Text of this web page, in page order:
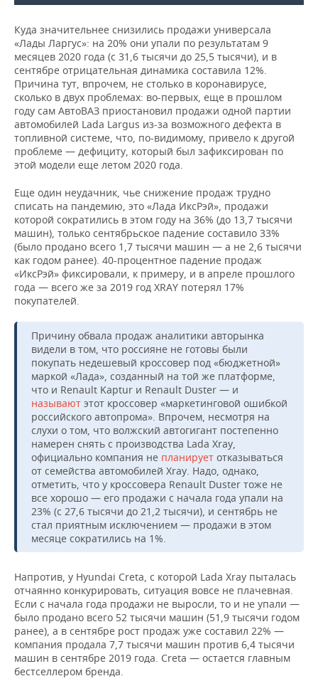
Solaris
871
284
-27%
Toyota
RAV4
26
048
21
270
22%
Лада
Ларгус
25
470
31
663
-20%
394
Skoda
Rapid
24
207
25
600
-5%
Volkswagen
Tiguan
23
744
25
411
-7%
Renault
Logan
21
660
25
181
-14%
885
Renault
Duster
21
212
27
649
-23%
3
Sportage
405
068
-22%
Toyota
Camry
19
951
25
046
-20%
Лада 4x4
19
391
23
464
-17%
Renault
Sandero
18
424
22
102
-17%
Skoda
Octavia
18
142
17
313
5%
Nissan
Qashqai
16
288
18
195
Renault
Kaptur
14
277
20
145
-29%
2
181
Nissan X-
trail
14
151
15
534
-9%
2
303
Mazda CX-5
13
808
15
-13%
1
Куда значительнее снизились продажи универсала
«Лады Ларгус»: на 20% они упали по результатам 9
месяцев 2020 года (с 31,6 тысячи до 25,5 тысячи), и в
сентябре отрицательная динамика составила 12%.
Причина тут, впрочем, не столько в коронавирусе,
сколько в двух проблемах: во-первых, еще в прошлом
году сам АвтоВАЗ приостановил продажи одной партии
автомобилей Lada Largus из-за возможного дефекта в
топливной системе, что, по-видимому, привело к другой
проблеме — дефициту, который был зафиксирован по
этой модели еще летом 2020 года.
Еще один неудачник, чье снижение продаж трудно
списать на пандемию, это «Лада ИксРэй», продажи
которой сократились в этом году на 36% (до 13,7 тысячи
машин), только сентябрьское падение составило 33%
(было продано всего 1,7 тысячи машин — а не 2,6 тысячи
как годом ранее). 40-процентное падение продаж
«ИксРэй» фиксировали, к примеру, и в апреле прошлого
года — всего же за 2019 год XRAY потерял 17%
покупателей.
Причину обвала продаж аналитики авторынка
видели в том, что россияне не готовы были
покупать недешевый кроссовер под «бюджетной»
маркой «Лада», созданный на той же платформе,
что и Renault Kaptur и Renault Duster — и
называют этот кроссовер «маркетинговой ошибкой
российского автопрома». Впрочем, несмотря на
слухи о том, что волжский автогигант постепенно
намерен снять с производства Lada Xray,
официально компания не планирует отказываться
от семейства автомобилей Xray. Надо, однако,
отметить, что у кроссовера Renault Duster тоже не
все хорошо — его продажи с начала года упали на
23% (с 27,6 тысячи до 21,2 тысячи), и сентябрь не
стал приятным исключением — продажи в этом
месяце сократились на 1%.
Напротив, у Hyundai Creta, с которой Lada Xray пыталась
отчаянно конкурировать, ситуация вовсе не плачевная.
Если с начала года продажи не выросли, то и не упали —
было продано всего 52 тысячи машин (51,9 тысячи годом
ранее), а в сентябре рост продаж уже составил 22% —
компания продала 7,7 тысячи машин против 6,4 тысячи
машин в сентябре 2019 года. Creta — остается главным
бестселлером бренда.